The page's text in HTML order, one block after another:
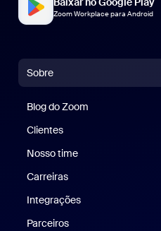
Zoom Workplace para Android
Sobre
Blog do Zoom
Clientes
Nosso time
Carreiras
Integrações
Parceiros